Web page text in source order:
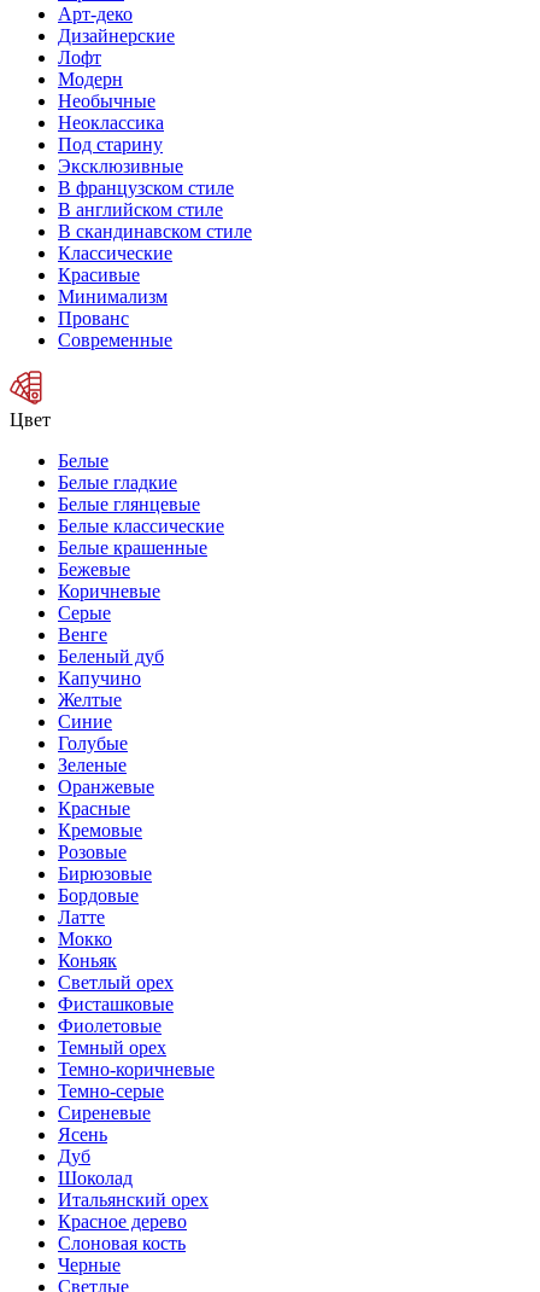
Арт-деко
Дизайнерские
Лофт
Модерн
Необычные
Неоклассика
Под старину
Эксклюзивные
В французском стиле
В английском стиле
В скандинавском стиле
Классические
Красивые
Минимализм
Прованс
Современные
Цвет
Белые
Белые гладкие
Белые глянцевые
Белые классические
Белые крашенные
Бежевые
Коричневые
Серые
Венге
Беленый дуб
Капучино
Желтые
Синие
Голубые
Зеленые
Оранжевые
Красные
Кремовые
Розовые
Бирюзовые
Бордовые
Латте
Мокко
Коньяк
Светлый орех
Фисташковые
Фиолетовые
Темный орех
Темно-коричневые
Темно-серые
Сиреневые
Ясень
Дуб
Шоколад
Итальянский орех
Красное дерево
Слоновая кость
Черные
Светлые